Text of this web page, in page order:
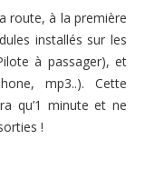
route, à la première
installés sur les
à passager), et
mp3..). Cette
qu’1 minute et ne
!